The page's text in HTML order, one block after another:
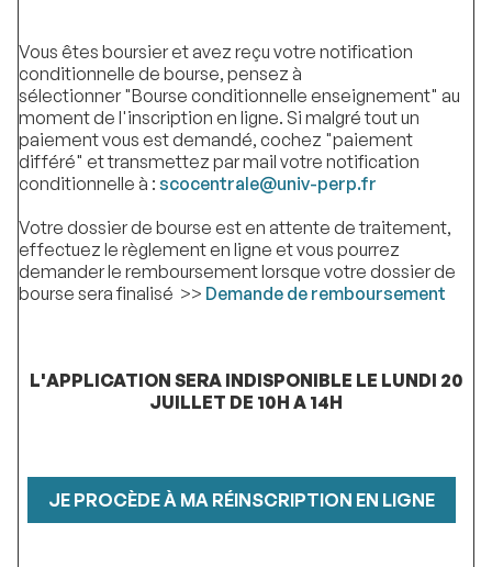
Vous êtes boursier et avez reçu votre notification
conditionnelle de bourse, pensez à
sélectionner "Bourse conditionnelle enseignement" au
moment de l'inscription en ligne. Si malgré tout un
paiement vous est demandé, cochez "paiement
différé" et transmettez par mail votre notification
conditionnelle à : scocentrale@univ-perp.fr
Votre dossier de bourse est en attente de traitement,
effectuez le règlement en ligne et vous pourrez
demander le remboursement lorsque votre dossier de
bourse sera finalisé >> Demande de remboursement
L'APPLICATION SERA INDISPONIBLE LE LUNDI 20
JUILLET DE 10H A 14H
JE PROCÈDE À MA RÉINSCRIPTION EN LIGNE